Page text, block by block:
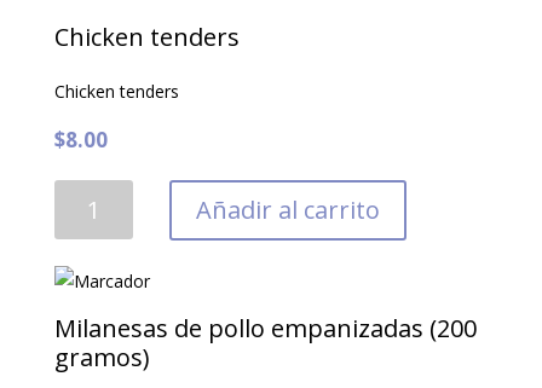
parrilla
unidades)
Chicken tenders
Chicken tenders
$8.00
tenders
Añadir al carrito
Milanesas de pollo empanizadas (200
gramos)